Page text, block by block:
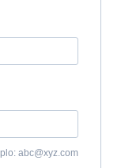
abc@xyz.com